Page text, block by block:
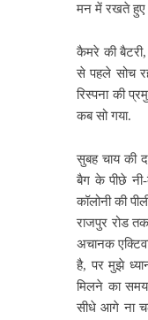
मन में रखते हुए
कैमरे की
से पहले सोच
रिस्पना की
कब सो गया.
सुबह चाय की
बैग के पीछे
कॉलोनी की
राजपुर रोड
अचानक
है, पर मुझे
मिलने का
सीधे आगे ना